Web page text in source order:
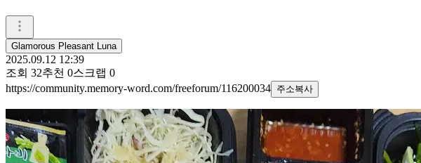
Glamorous Pleasant Luna
2025.09.12 12:39
조회 32추천 0스크랩 0
https://community.memory-word.com/freeforum/116200034 주소복사